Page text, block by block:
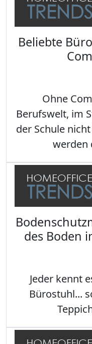
Beliebte
Ohne
Berufswelt, im
der Schule
werden
des Boden
Jeder kennt
Bürostuhl...